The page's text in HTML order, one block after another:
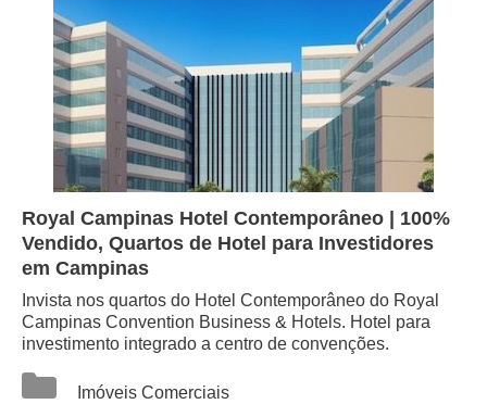
Royal Campinas Hotel Contemporâneo | 100%
Vendido, Quartos de Hotel para Investidores
em Campinas
Invista nos quartos do Hotel Contemporâneo do Royal
Campinas Convention Business & Hotels. Hotel para
investimento integrado a centro de convenções.
Imóveis Comerciais